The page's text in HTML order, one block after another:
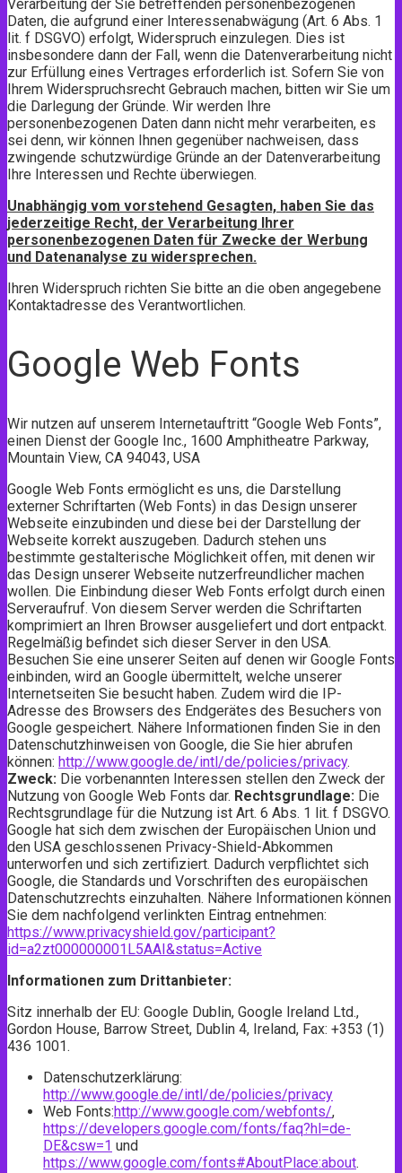
Verarbeitung der Sie betreffenden personenbezogenen
Daten, die aufgrund einer Interessenabwägung (Art. 6 Abs. 1
lit. f DSGVO) erfolgt, Widerspruch einzulegen. Dies ist
insbesondere dann der Fall, wenn die Datenverarbeitung nicht
zur Erfüllung eines Vertrages erforderlich ist. Sofern Sie von
Ihrem Widerspruchsrecht Gebrauch machen, bitten wir Sie um
die Darlegung der Gründe. Wir werden Ihre
personenbezogenen Daten dann nicht mehr verarbeiten, es
sei denn, wir können Ihnen gegenüber nachweisen, dass
zwingende schutzwürdige Gründe an der Datenverarbeitung
Ihre Interessen und Rechte überwiegen.
Unabhängig vom vorstehend Gesagten, haben Sie das
jederzeitige Recht, der Verarbeitung Ihrer
personenbezogenen Daten für Zwecke der Werbung
und Datenanalyse zu widersprechen.
Ihren Widerspruch richten Sie bitte an die oben angegebene
Kontaktadresse des Verantwortlichen.
Google Web Fonts
Wir nutzen auf unserem Internetauftritt “Google Web Fonts”,
einen Dienst der Google Inc., 1600 Amphitheatre Parkway,
Mountain View, CA 94043, USA
Google Web Fonts ermöglicht es uns, die Darstellung
externer Schriftarten (Web Fonts) in das Design unserer
Webseite einzubinden und diese bei der Darstellung der
Webseite korrekt auszugeben. Dadurch stehen uns
bestimmte gestalterische Möglichkeit offen, mit denen wir
das Design unserer Webseite nutzerfreundlicher machen
wollen. Die Einbindung dieser Web Fonts erfolgt durch einen
Serveraufruf. Von diesem Server werden die Schriftarten
komprimiert an Ihren Browser ausgeliefert und dort entpackt.
Regelmäßig befindet sich dieser Server in den USA.
Besuchen Sie eine unserer Seiten auf denen wir Google Fonts
einbinden, wird an Google übermittelt, welche unserer
Internetseiten Sie besucht haben. Zudem wird die IP-
Adresse des Browsers des Endgerätes des Besuchers von
Google gespeichert. Nähere Informationen finden Sie in den
Datenschutzhinweisen von Google, die Sie hier abrufen
können: http://www.google.de/intl/de/policies/privacy.
Zweck: Die vorbenannten Interessen stellen den Zweck der
Nutzung von Google Web Fonts dar. Rechtsgrundlage: Die
Rechtsgrundlage für die Nutzung ist Art. 6 Abs. 1 lit. f DSGVO.
Google hat sich dem zwischen der Europäischen Union und
den USA geschlossenen Privacy-Shield-Abkommen
unterworfen und sich zertifiziert. Dadurch verpflichtet sich
Google, die Standards und Vorschriften des europäischen
Datenschutzrechts einzuhalten. Nähere Informationen können
Sie dem nachfolgend verlinkten Eintrag entnehmen:
https://www.privacyshield.gov/participant?
id=a2zt000000001L5AAI&status=Active
Informationen zum Drittanbieter:
Sitz innerhalb der EU: Google Dublin, Google Ireland Ltd.,
Gordon House, Barrow Street, Dublin 4, Ireland, Fax: +353 (1)
436 1001.
Datenschutzerklärung:
http://www.google.de/intl/de/policies/privacy
Web Fonts:http://www.google.com/webfonts/,
https://developers.google.com/fonts/faq?hl=de-
DE&csw=1 und
https://www.google.com/fonts#AboutPlace:about.